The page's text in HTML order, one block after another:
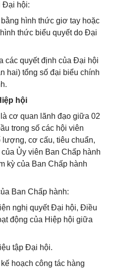
Đại hội:
hình thức giơ tay hoặc
thức biểu quyết do Đại
các quyết định của Đại hội
hai) tổng số đại biểu chính
hội
cơ quan lãnh đạo giữa 02
trong số các hội viên
cơ cấu, tiêu chuẩn,
Ủy viên Ban Chấp hành
kỳ của Ban Chấp hành
Ban Chấp hành:
nghị quyết Đại hội, Điều
động của Hiệp hội giữa
tập Đại hội.
hoạch công tác hàng